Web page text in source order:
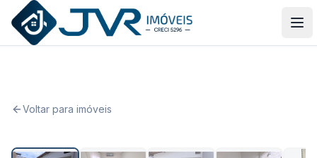
JVR Imóveis
Voltar para imóveis